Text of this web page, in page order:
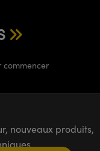
commencer
nouveaux produits,